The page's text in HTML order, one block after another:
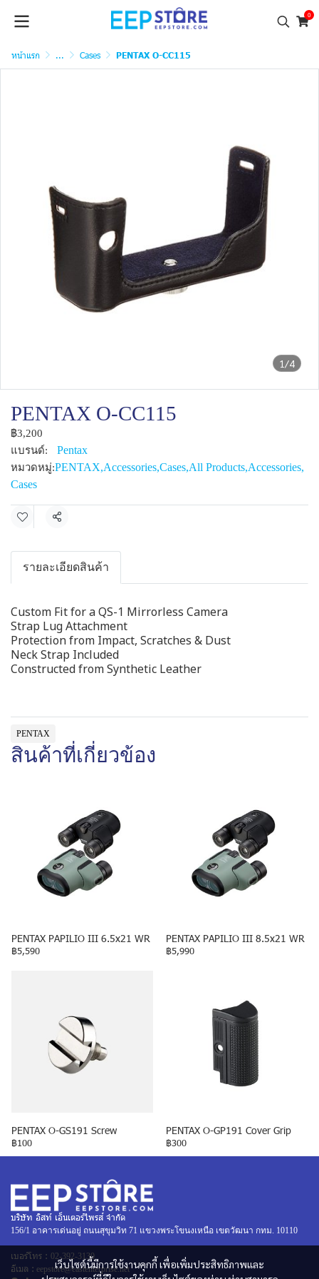
0
หน้าแรก ... Cases PENTAX O-CC115
1/4
PENTAX O-CC115
฿3,200
แบรนด์:
Pentax
หมวดหมู่:PENTAX,Accessories,Cases,All Products,Accessories,
Cases
แชร์
รายละเอียดสินค้า
Custom Fit for a QS-1 Mirrorless Camera
Strap Lug Attachment
Protection from Impact, Scratches & Dust
Neck Strap Included
Constructed from Synthetic Leather
PENTAX
สินค้าที่เกี่ยวข้อง
PENTAX PAPILIO III 6.5x21 WR
฿5,590
PENTAX PAPILIO III 8.5x21 WR
฿5,990
PENTAX O-GS191 Screw
฿100
PENTAX O-GP191 Cover Grip
฿300
เว็บไซต์นี้มีการใช้งานคุกกี้ เพื่อเพิ่มประสิทธิภาพและ
บริษัท อิสท์ เอ็นเตอร์ไพรส์ จำกัด
156/1 อาคารเด่นอยู่ ถนนสุขุมวิท 71 แขวงพระโขนงเหนือ เขตวัฒนา กทม. 10110
เบอร์โทร : 02-392-3130
อีเมล : eepstore@eastenterprise.net